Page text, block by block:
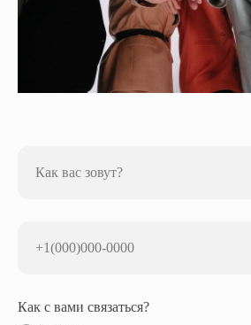
Как вас зовут?
+1(000)000-0000
Как с вами связаться?